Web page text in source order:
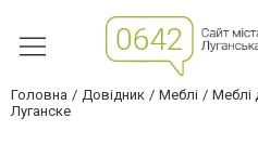
Головна Довідник Меблі Меблі
Луганске